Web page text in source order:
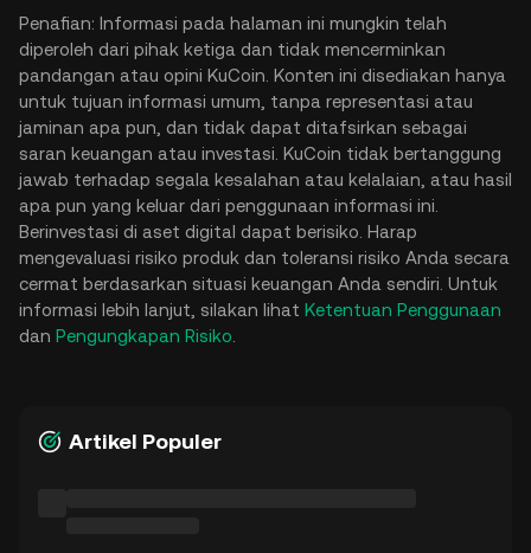
Penafian: Informasi pada halaman ini mungkin telah
diperoleh dari pihak ketiga dan tidak mencerminkan
pandangan atau opini KuCoin. Konten ini disediakan hanya
untuk tujuan informasi umum, tanpa representasi atau
jaminan apa pun, dan tidak dapat ditafsirkan sebagai
saran keuangan atau investasi. KuCoin tidak bertanggung
jawab terhadap segala kesalahan atau kelalaian, atau hasil
apa pun yang keluar dari penggunaan informasi ini.
Berinvestasi di aset digital dapat berisiko. Harap
mengevaluasi risiko produk dan toleransi risiko Anda secara
cermat berdasarkan situasi keuangan Anda sendiri. Untuk
informasi lebih lanjut, silakan lihat Ketentuan Penggunaan
dan Pengungkapan Risiko
Artikel Populer